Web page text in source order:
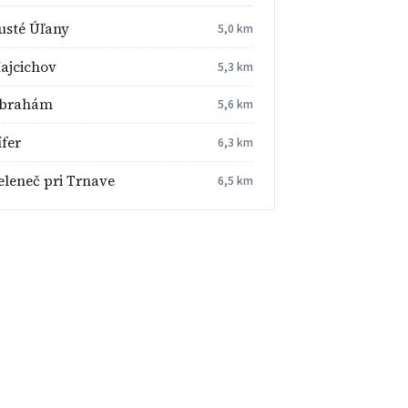
Úľany 5,0 km
5,3 km
5,6 km
6,3 km
pri Trnave 6,5 km